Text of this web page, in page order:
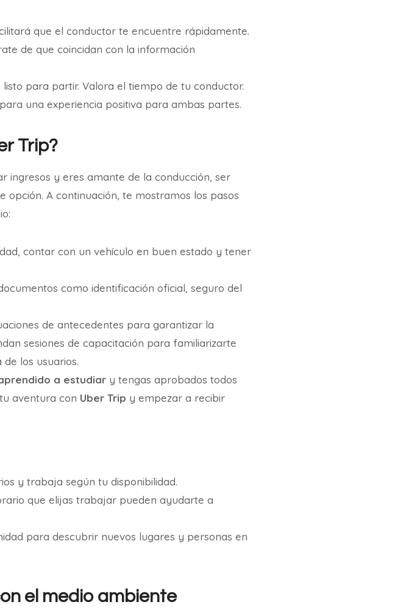
que el conductor te encuentre rápidamente.
de que coincidan con la información
para partir. Valora el tiempo de tu conductor.
una experiencia positiva para ambas partes.
Trip?
ingresos y eres amante de la conducción, ser
opción. A continuación, te mostramos los pasos
contar con un vehículo en buen estado y tener
como identificación oficial, seguro del
de antecedentes para garantizar la
sesiones de capacitación para familiarizarte
los usuarios.
a estudiar y tengas aprobados todos
aventura con Uber Trip y empezar a recibir
y trabaja según tu disponibilidad.
que elijas trabajar pueden ayudarte a
para descubrir nuevos lugares y personas en
el medio ambiente